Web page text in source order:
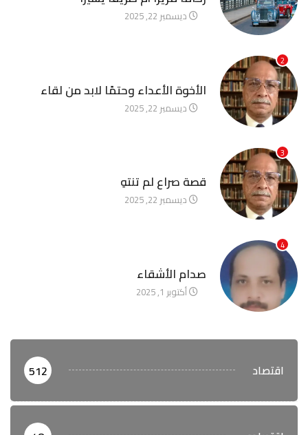
ديسمبر 22, 2025
2
الأخوة الأعداء وحتمًا لابد من لقاء
ديسمبر 22, 2025
3
قصة صراع لم تنتهِ
ديسمبر 22, 2025
4
صدام الأشقاء
أكتوبر 1, 2025
اقتصاد 512